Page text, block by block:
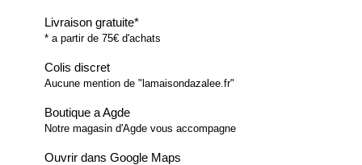
Livraison gratuite*
* a partir de 75€ d'achats
Colis discret
Aucune mention de "lamaisondazalee.fr"
Boutique a Agde
Notre magasin d'Agde vous accompagne
Ouvrir dans Google Maps